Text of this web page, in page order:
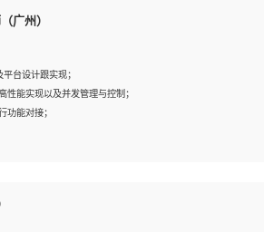
、MongoDB、ElasticSearch等开源数据库运维管理，拥
SQLServer中一种或多种优先。
、Spark等大数据平台优先。
操作系统，如有较强操作系统侧工作经验者优先。
验，较强的自我学习能力。
广州）
台设计跟实现；
性能实现以及并发管理与控制；
功能对接；
经验，能独立完成相应项目开发；